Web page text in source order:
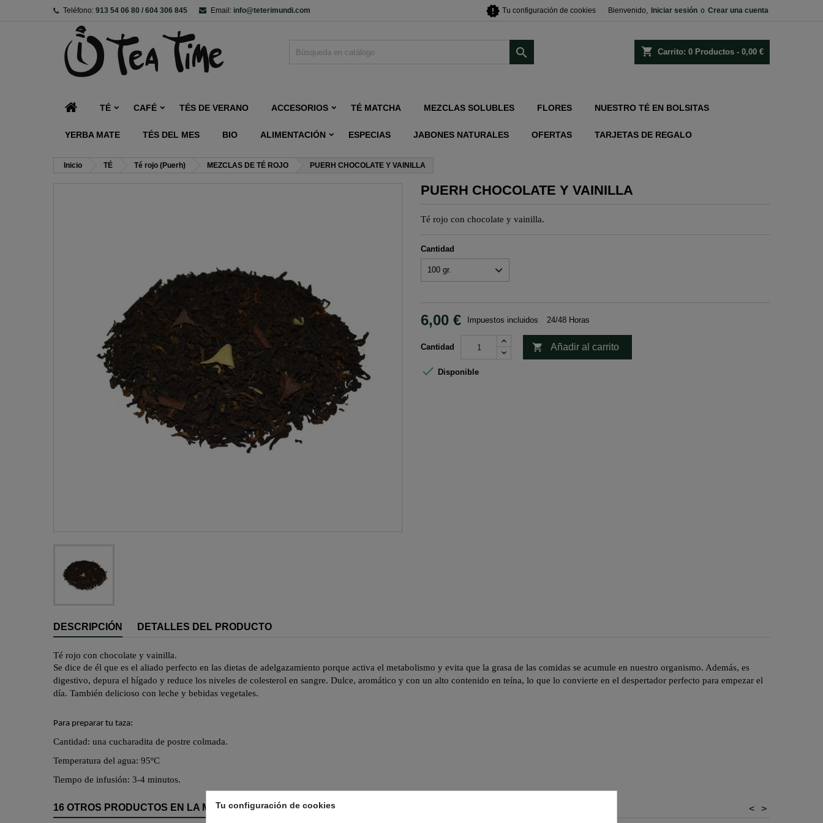
Teléfono: 913 54 06 80 / 604 306 845 Email: info@teterimundi.com Bienvenido, Iniciar sesión o Crear una cuenta
new_releases Tu configuración de cookies
shopping_cart Carrito: 0 Productos - 0,00 €

TÉ CAFÉ TÉS DE VERANO ACCESORIOS TÉ MATCHA MEZCLAS SOLUBLES FLORES NUESTRO TÉ EN BOLSITAS
YERBA MATE TÉS DEL MES BIO ALIMENTACIÓN ESPECIAS JABONES NATURALES OFERTAS TARJETAS DE REGALO
Inicio TÉ Té rojo (Puerh) MEZCLAS DE TÉ ROJO PUERH CHOCOLATE Y VAINILLA
PUERH CHOCOLATE Y VAINILLA
Té rojo con chocolate y vainilla.
Cantidad
6,00 € Impuestos incluidos 24/48 Horas
Cantidad  Añadir al carrito
 Disponible
DESCRIPCIÓN DETALLES DEL PRODUCTO
Té rojo con chocolate y vainilla.
Se dice de él que es el aliado perfecto en las dietas de adelgazamiento porque activa el metabolismo y evita que la grasa de las comidas se acumule en nuestro organismo. Además, es
digestivo, depura el hígado y reduce los niveles de colesterol en sangre. Dulce, aromático y con un alto contenido en teína, lo que lo convierte en el despertador perfecto para empezar el
día. También delicioso con leche y bebidas vegetales.
Para preparar tu taza:
Cantidad: una cucharadita de postre colmada.
Temperatura del agua: 95ºC
Tiempo de infusión: 3-4 minutos.
16 OTROS PRODUCTOS EN LA MISMA CATEGORÍA: >
<
Tu configuración de cookies